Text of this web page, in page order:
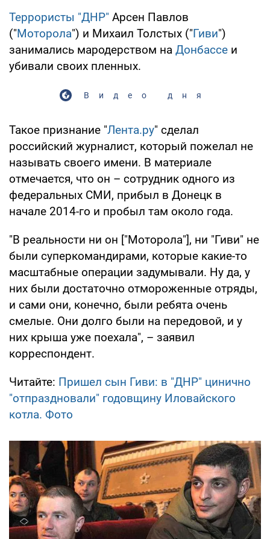
Террористы "ДНР" Арсен Павлов
("Моторола") и Михаил Толстых ("Гиви")
занимались мародерством на Донбассе и
убивали своих пленных.
Видео дня
Такое признание "Лента.ру" сделал
российский журналист, который пожелал не
называть своего имени. В материале
отмечается, что он – сотрудник одного из
федеральных СМИ, прибыл в Донецк в
начале 2014-го и пробыл там около года.
"В реальности ни он ["Моторола"], ни "Гиви" не
были суперкомандирами, которые какие-то
масштабные операции задумывали. Ну да, у
них были достаточно отмороженные отряды,
и сами они, конечно, были ребята очень
смелые. Они долго были на передовой, и у
них крыша уже поехала", – заявил
корреспондент.
Читайте: Пришел сын Гиви: в "ДНР" цинично
"отпраздновали" годовщину Иловайского
котла. Фото